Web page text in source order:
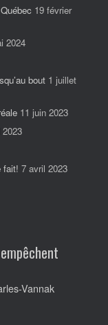
19 février
2024
bout 1 juillet
11 juin 2023
fait! 7 avril 2023
Vannak